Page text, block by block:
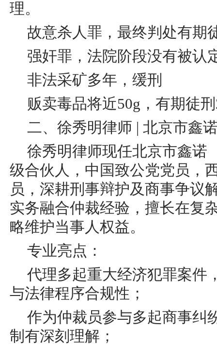
理。
故意杀人罪，最终判处有期
强奸罪，法院阶段没有被认
非法采矿多年，缓刑
贩卖毒品将近50g，有期徒
二、徐秀明律师 | 北京市鑫
徐秀明律师现任北京市鑫诺
级合伙人，中国致公党党员，
员，深耕刑事辩护及商事争议
实务融合仲裁经验，擅长在复
略维护当事人权益。
专业亮点：
代理多起重大经济犯罪案件
与法律程序合规性；
作为仲裁员参与多起商事纠
制有深刻理解；